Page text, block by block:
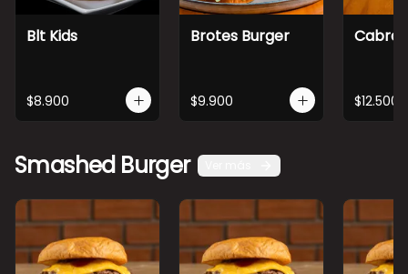
Blt Kids
$8.900
Brotes Burger
$9.900
Cabra
$12.500
Smashed Burger